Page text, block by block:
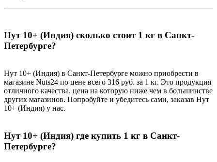
Нут 10+ (Индия) сколько стоит 1 кг в Санкт-
Петербурге?
Нут 10+ (Индия) в Санкт-Петербурге можно приобрести в
магазине Nuts24 по цене всего 316 руб. за 1 кг. Это продукция
отличного качества, цена на которую ниже чем в большинстве
других магазинов. Попробуйте и убедитесь сами, заказав Нут
10+ (Индия) у нас.
Нут 10+ (Индия) где купить 1 кг в Санкт-
Петербурге?